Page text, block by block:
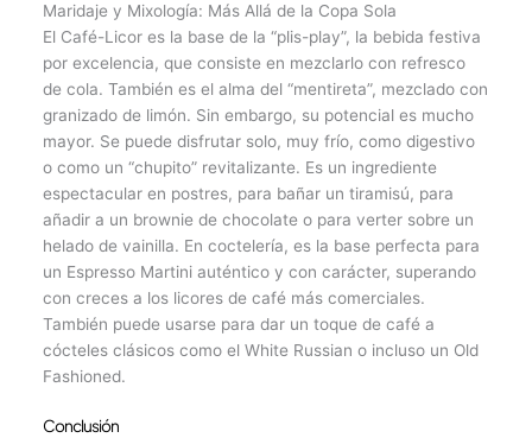
Maridaje y Mixología: Más Allá de la Copa Sola
El Café-Licor es la base de la “plis-play”, la bebida festiva
por excelencia, que consiste en mezclarlo con refresco
de cola. También es el alma del “mentireta”, mezclado con
granizado de limón. Sin embargo, su potencial es mucho
mayor. Se puede disfrutar solo, muy frío, como digestivo
o como un “chupito” revitalizante. Es un ingrediente
espectacular en postres, para bañar un tiramisú, para
añadir a un brownie de chocolate o para verter sobre un
helado de vainilla. En coctelería, es la base perfecta para
un Espresso Martini auténtico y con carácter, superando
con creces a los licores de café más comerciales.
También puede usarse para dar un toque de café a
cócteles clásicos como el White Russian o incluso un Old
Fashioned.
Conclusión